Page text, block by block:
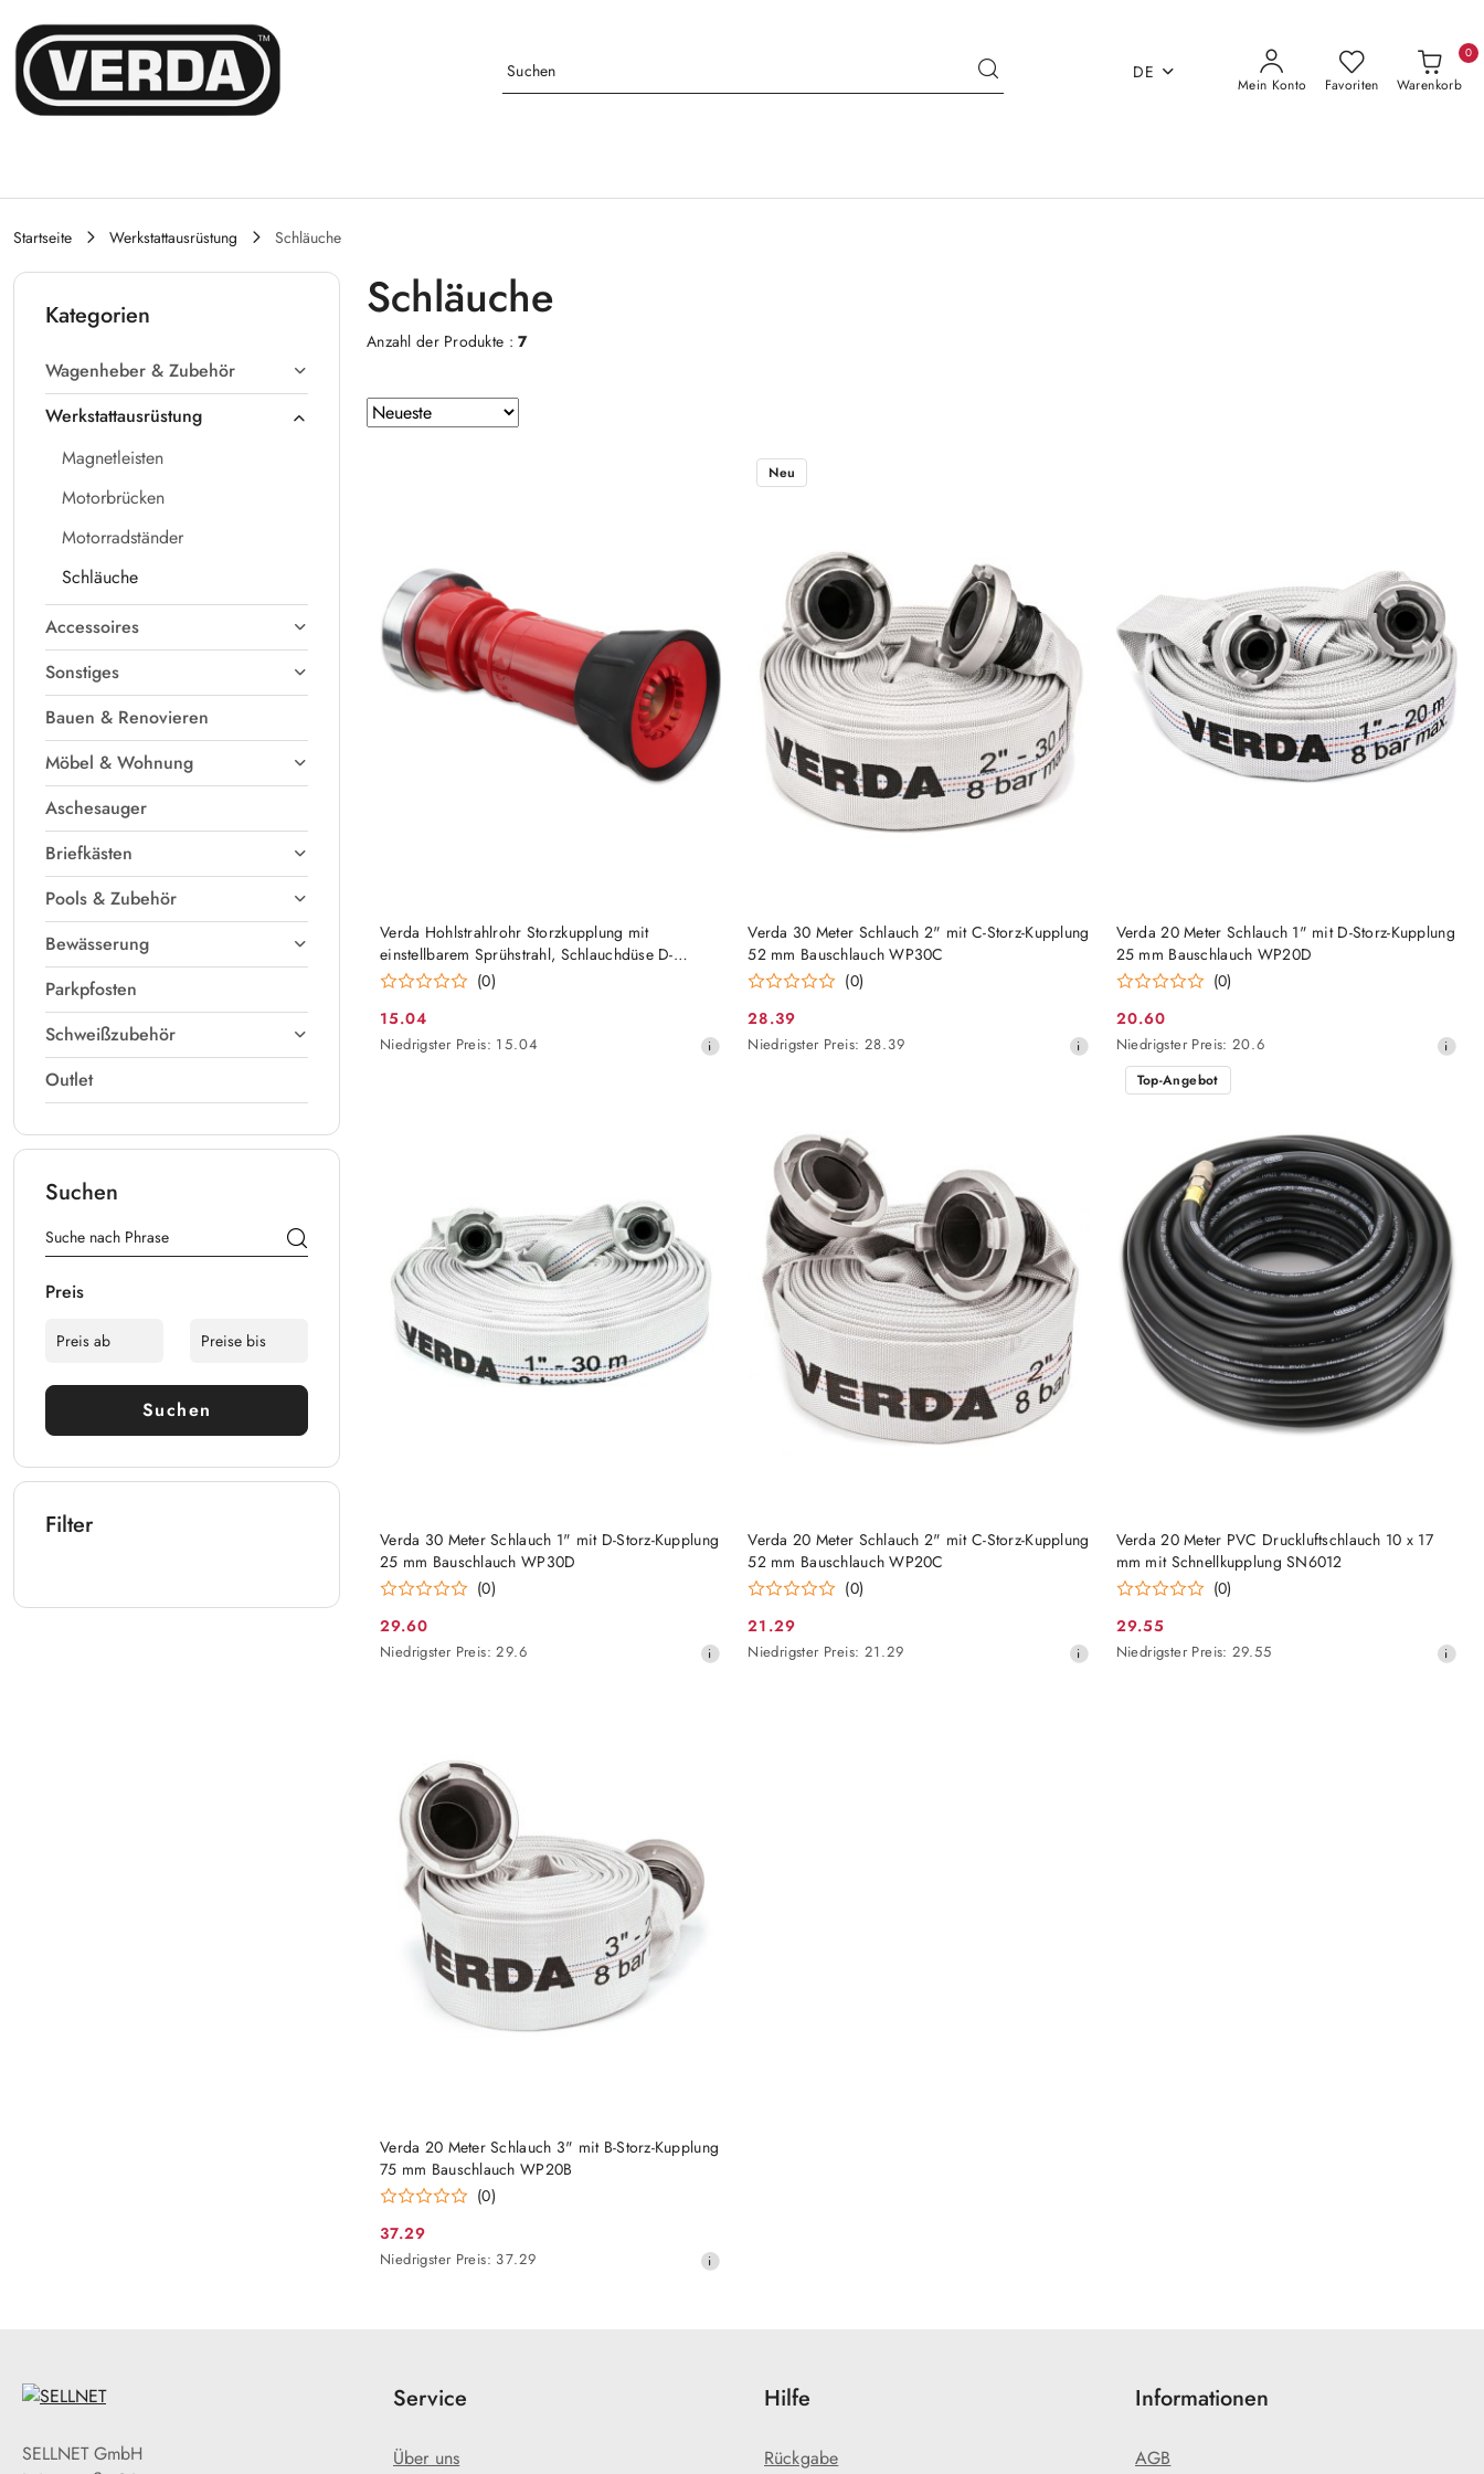
Zum Inhalt springen
Zur Suche
Gehen Sie zu meinem Konto
Zum Hauptmenü
Gehe zu Fuß
DE
Mein Konto Favoriten Warenkorb
0
Startseite Werkstattausrüstung Schläuche
Kategorien
Wagenheber & Zubehör
Werkstattausrüstung
Magnetleisten
Motorbrücken
Motorradständer
Schläuche
Accessoires
Sonstiges
Bauen & Renovieren
Möbel & Wohnung
Aschesauger
Briefkästen
Pools & Zubehör
Bewässerung
Parkpfosten
Schweißzubehör
Outlet
Suchen
Preis
Suchen
Filter
Schläuche
Anzahl der Produkte :7
Sortierung
angewendet:
Sortieren
nach
Verda Hohlstrahlrohr Storzkupplung mit
einstellbarem Sprühstrahl, Schlauchdüse D-
Kupplung
(0)
Aktionspreis:
15.04
Niedrigster
Niedrigster Preis: 15.04
HINZUFÜGEN
Verda 30 Meter Schlauch 2" mit C-Storz-Kupplung
52 mm Bauschlauch WP30C
(0)
Aktionspreis:
28.39
Niedrigster
dem
Rabatt
Niedrigster Preis: 28.39
Neu
HINZUFÜGEN
Verda 20 Meter Schlauch 1" mit D-Storz-Kupplung
25 mm Bauschlauch WP20D
(0)
Aktionspreis:
20.60
Niedrigster
Preis
Niedrigster Preis: 20.6
PRODUKT MOMENTAN NICHT VERFÜGBAR
Verda 30 Meter Schlauch 1" mit D-Storz-Kupplung
25 mm Bauschlauch WP30D
(0)
Aktionspreis:
29.60
Niedrigster
Rabatt
Niedrigster Preis: 29.6
HINZUFÜGEN
Verda 20 Meter Schlauch 2" mit C-Storz-Kupplung
52 mm Bauschlauch WP20C
(0)
Aktionspreis:
21.29
Niedrigster
Niedrigster Preis: 21.29
HINZUFÜGEN
Verda 20 Meter PVC Druckluftschlauch 10 x 17
mm mit Schnellkupplung SN6012
(0)
Aktionspreis:
29.55
Niedrigster
Niedrigster Preis: 29.55
Top-Angebot
HINZUFÜGEN
Verda 20 Meter Schlauch 3" mit B-Storz-Kupplung
75 mm Bauschlauch WP20B
(0)
Aktionspreis:
37.29
Niedrigster
Rabatt
Niedrigster Preis: 37.29
HINZUFÜGEN
SELLNET GmbH
Service
Über uns
Hilfe
Rückgabe
Informationen
AGB